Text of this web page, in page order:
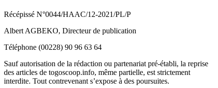
Récépissé N°0044/HAAC/12-2021/PL/P
Albert AGBEKO, Directeur de publication
Téléphone (00228) 90 96 63 64
Sauf autorisation de la rédaction ou partenariat pré-établi, la reprise
des articles de togoscoop.info, même partielle, est strictement
interdite. Tout contrevenant s’expose à des poursuites.